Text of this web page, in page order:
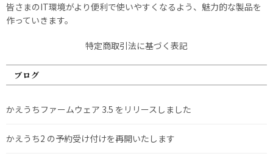
皆さまのIT環境がより便利で使いやすくなるよう、魅力的な製品を
作っていきます。
特定商取引法に基づく表記
ブログ
かえうちファームウェア 3.5 をリリースしました
かえうち2 の予約受け付けを再開いたします